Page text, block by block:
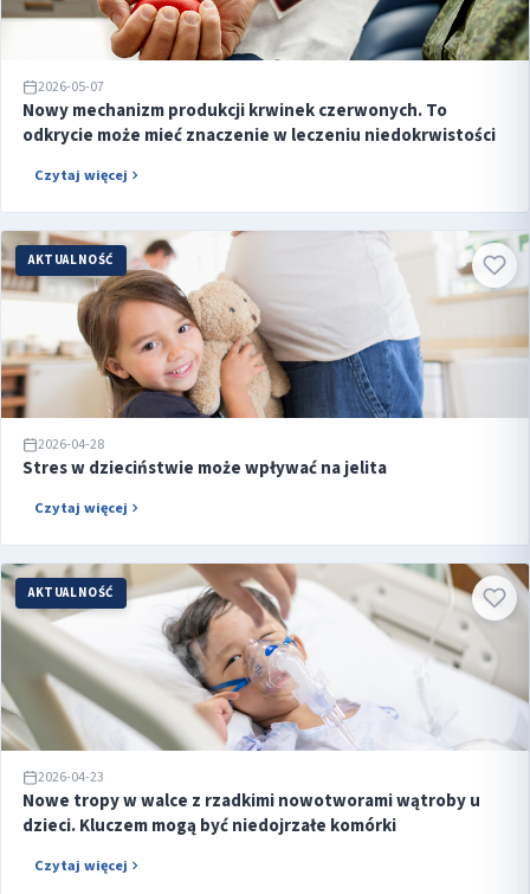
2026-05-07
Nowy mechanizm produkcji krwinek czerwonych. To
odkrycie może mieć znaczenie w leczeniu niedokrwistości
Czytaj więcej
AKTUALNOŚĆ
2026-04-28
Stres w dzieciństwie może wpływać na jelita
Czytaj więcej
AKTUALNOŚĆ
2026-04-23
Nowe tropy w walce z rzadkimi nowotworami wątroby u
dzieci. Kluczem mogą być niedojrzałe komórki
Czytaj więcej